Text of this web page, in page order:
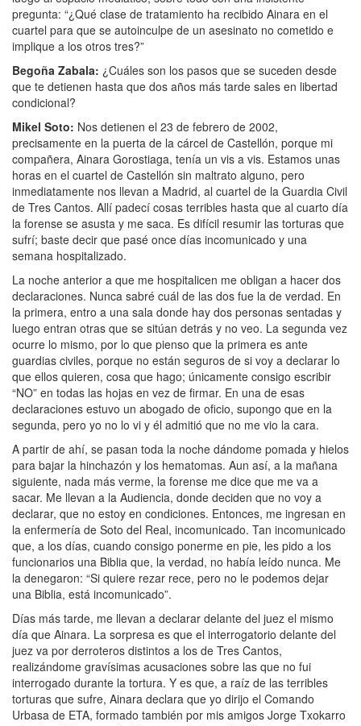
pregunta: “¿Qué clase de tratamiento ha recibido Ainara en el
cuartel para que se autoinculpe de un asesinato no cometido e
implique a los otros tres?”
Begoña Zabala: ¿Cuáles son los pasos que se suceden desde
que te detienen hasta que dos años más tarde sales en libertad
condicional?
Mikel Soto: Nos detienen el 23 de febrero de 2002,
precisamente en la puerta de la cárcel de Castellón, porque mi
compañera, Ainara Gorostiaga, tenía un vis a vis. Estamos unas
horas en el cuartel de Castellón sin maltrato alguno, pero
inmediatamente nos llevan a Madrid, al cuartel de la Guardia Civil
de Tres Cantos. Allí padecí cosas terribles hasta que al cuarto día
la forense se asusta y me saca. Es difícil resumir las torturas que
sufrí; baste decir que pasé once días incomunicado y una
semana hospitalizado.
La noche anterior a que me hospitalicen me obligan a hacer dos
declaraciones. Nunca sabré cuál de las dos fue la de verdad. En
la primera, entro a una sala donde hay dos personas sentadas y
luego entran otras que se sitúan detrás y no veo. La segunda vez
ocurre lo mismo, por lo que pienso que la primera es ante
guardias civiles, porque no están seguros de si voy a declarar lo
que ellos quieren, cosa que hago; únicamente consigo escribir
“NO” en todas las hojas en vez de firmar. En una de esas
declaraciones estuvo un abogado de oficio, supongo que en la
segunda, pero yo no lo vi y él admitió que no me vio la cara.
A partir de ahí, se pasan toda la noche dándome pomada y hielos
para bajar la hinchazón y los hematomas. Aun así, a la mañana
siguiente, nada más verme, la forense me dice que me va a
sacar. Me llevan a la Audiencia, donde deciden que no voy a
declarar, que no estoy en condiciones. Entonces, me ingresan en
la enfermería de Soto del Real, incomunicado. Tan incomunicado
que, a los días, cuando consigo ponerme en pie, les pido a los
funcionarios una Biblia que, la verdad, no había leído nunca. Me
la denegaron: “Si quiere rezar rece, pero no le podemos dejar
una Biblia, está incomunicado”.
Días más tarde, me llevan a declarar delante del juez el mismo
día que Ainara. La sorpresa es que el interrogatorio delante del
juez va por derroteros distintos a los de Tres Cantos,
realizándome gravísimas acusaciones sobre las que no fui
interrogado durante la tortura. Y es que, a raíz de las terribles
torturas que sufre, Ainara declara que yo dirijo el Comando
Urbasa de ETA, formado también por mis amigos Jorge Txokarro